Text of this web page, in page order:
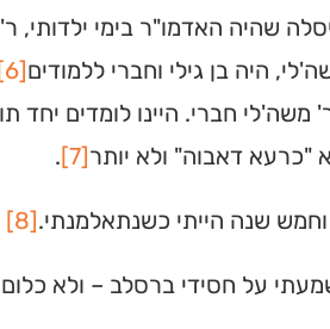
שהיה האדמו"ר בימי ילדותי,
היה בן גילי וחברי ללמודים[6]
משה'לי חברי. היינו לומדים יחד
"כרעא דאבוה" ולא יותר[7]
.
שנה הייתי כשנתאלמנתי.[8]
על חסידי ברסלב – ולא
כנסת או
זמני תפילות, שיעורי